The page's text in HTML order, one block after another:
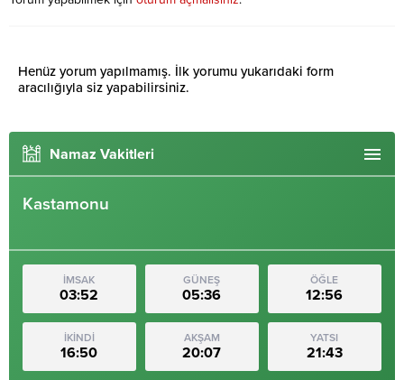
Henüz yorum yapılmamış. İlk yorumu yukarıdaki form
aracılığıyla siz yapabilirsiniz.
Namaz Vakitleri
Kastamonu
İMSAK
03:52
GÜNEŞ
05:36
ÖĞLE
12:56
İKİNDİ
16:50
AKŞAM
20:07
YATSI
21:43